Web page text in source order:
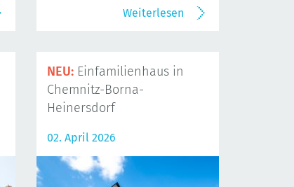
Weiterlesen
NEU: Einfamilienhaus in
Chemnitz-Borna-
Heinersdorf
02. April 2026